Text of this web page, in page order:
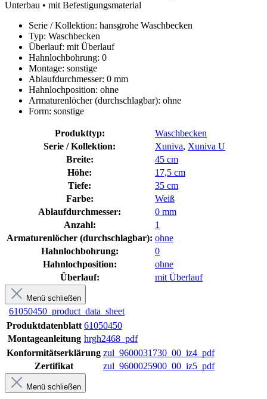
Unterbau • mit Befestigungsmaterial
Serie / Kollektion: hansgrohe Waschbecken
Typ: Waschbecken
Überlauf: mit Überlauf
Hahnlochbohrung: 0
Montage: sonstige
Ablaufdurchmesser: 0 mm
Hahnlochposition: ohne
Armaturenlöcher (durchschlagbar): ohne
Form: sonstige
Produkttyp:
Waschbecken
Serie / Kollektion:
Xuniva, Xuniva U
Breite:
45 cm
Höhe:
17,5 cm
Tiefe:
35 cm
Farbe:
Weiß
Ablaufdurchmesser:
0 mm
Anzahl:
1
Armaturenlöcher (durchschlagbar): ohne
Hahnlochbohrung:
0
Hahnlochposition:
ohne
Überlauf:
mit Überlauf
Menü schließen
61050450_product_data_sheet
Produktdatenblatt 61050450
Montageanleitung hrgh2468_pdf
Konformitätserklärung zul_9600031730_00_iz4_pdf
Zertifikat
zul_9600025900_00_iz5_pdf
Menü schließen